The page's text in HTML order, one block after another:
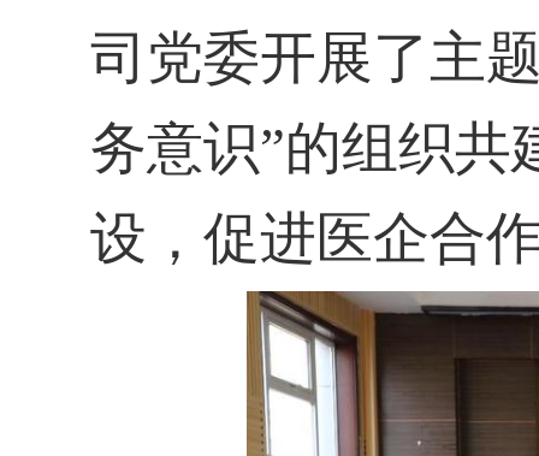
司党委开展了主
务意识”的组织共
设，促进医企合